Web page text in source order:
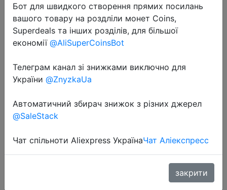
2023-07-04
Long Men Boxer Underwear Men
Underware Boxer Shorts Mens
Cotton Long Leg Boxers Underpants
Panties
$2.24
Бот для швидкого створення прямих посилань
вашого товару на роздліли монет Coins,
Superdeals та інших розділів, для більшої
економії @AliSuperCoinsBot
Телеграм канал зі знижками виключно для
України @ZnyzkaUa
Автоматичний збирач знижок з різних джерел
@SaleStack
Чат спільноти Aliexpress УкраїнаЧат Аліекспресс
закрити